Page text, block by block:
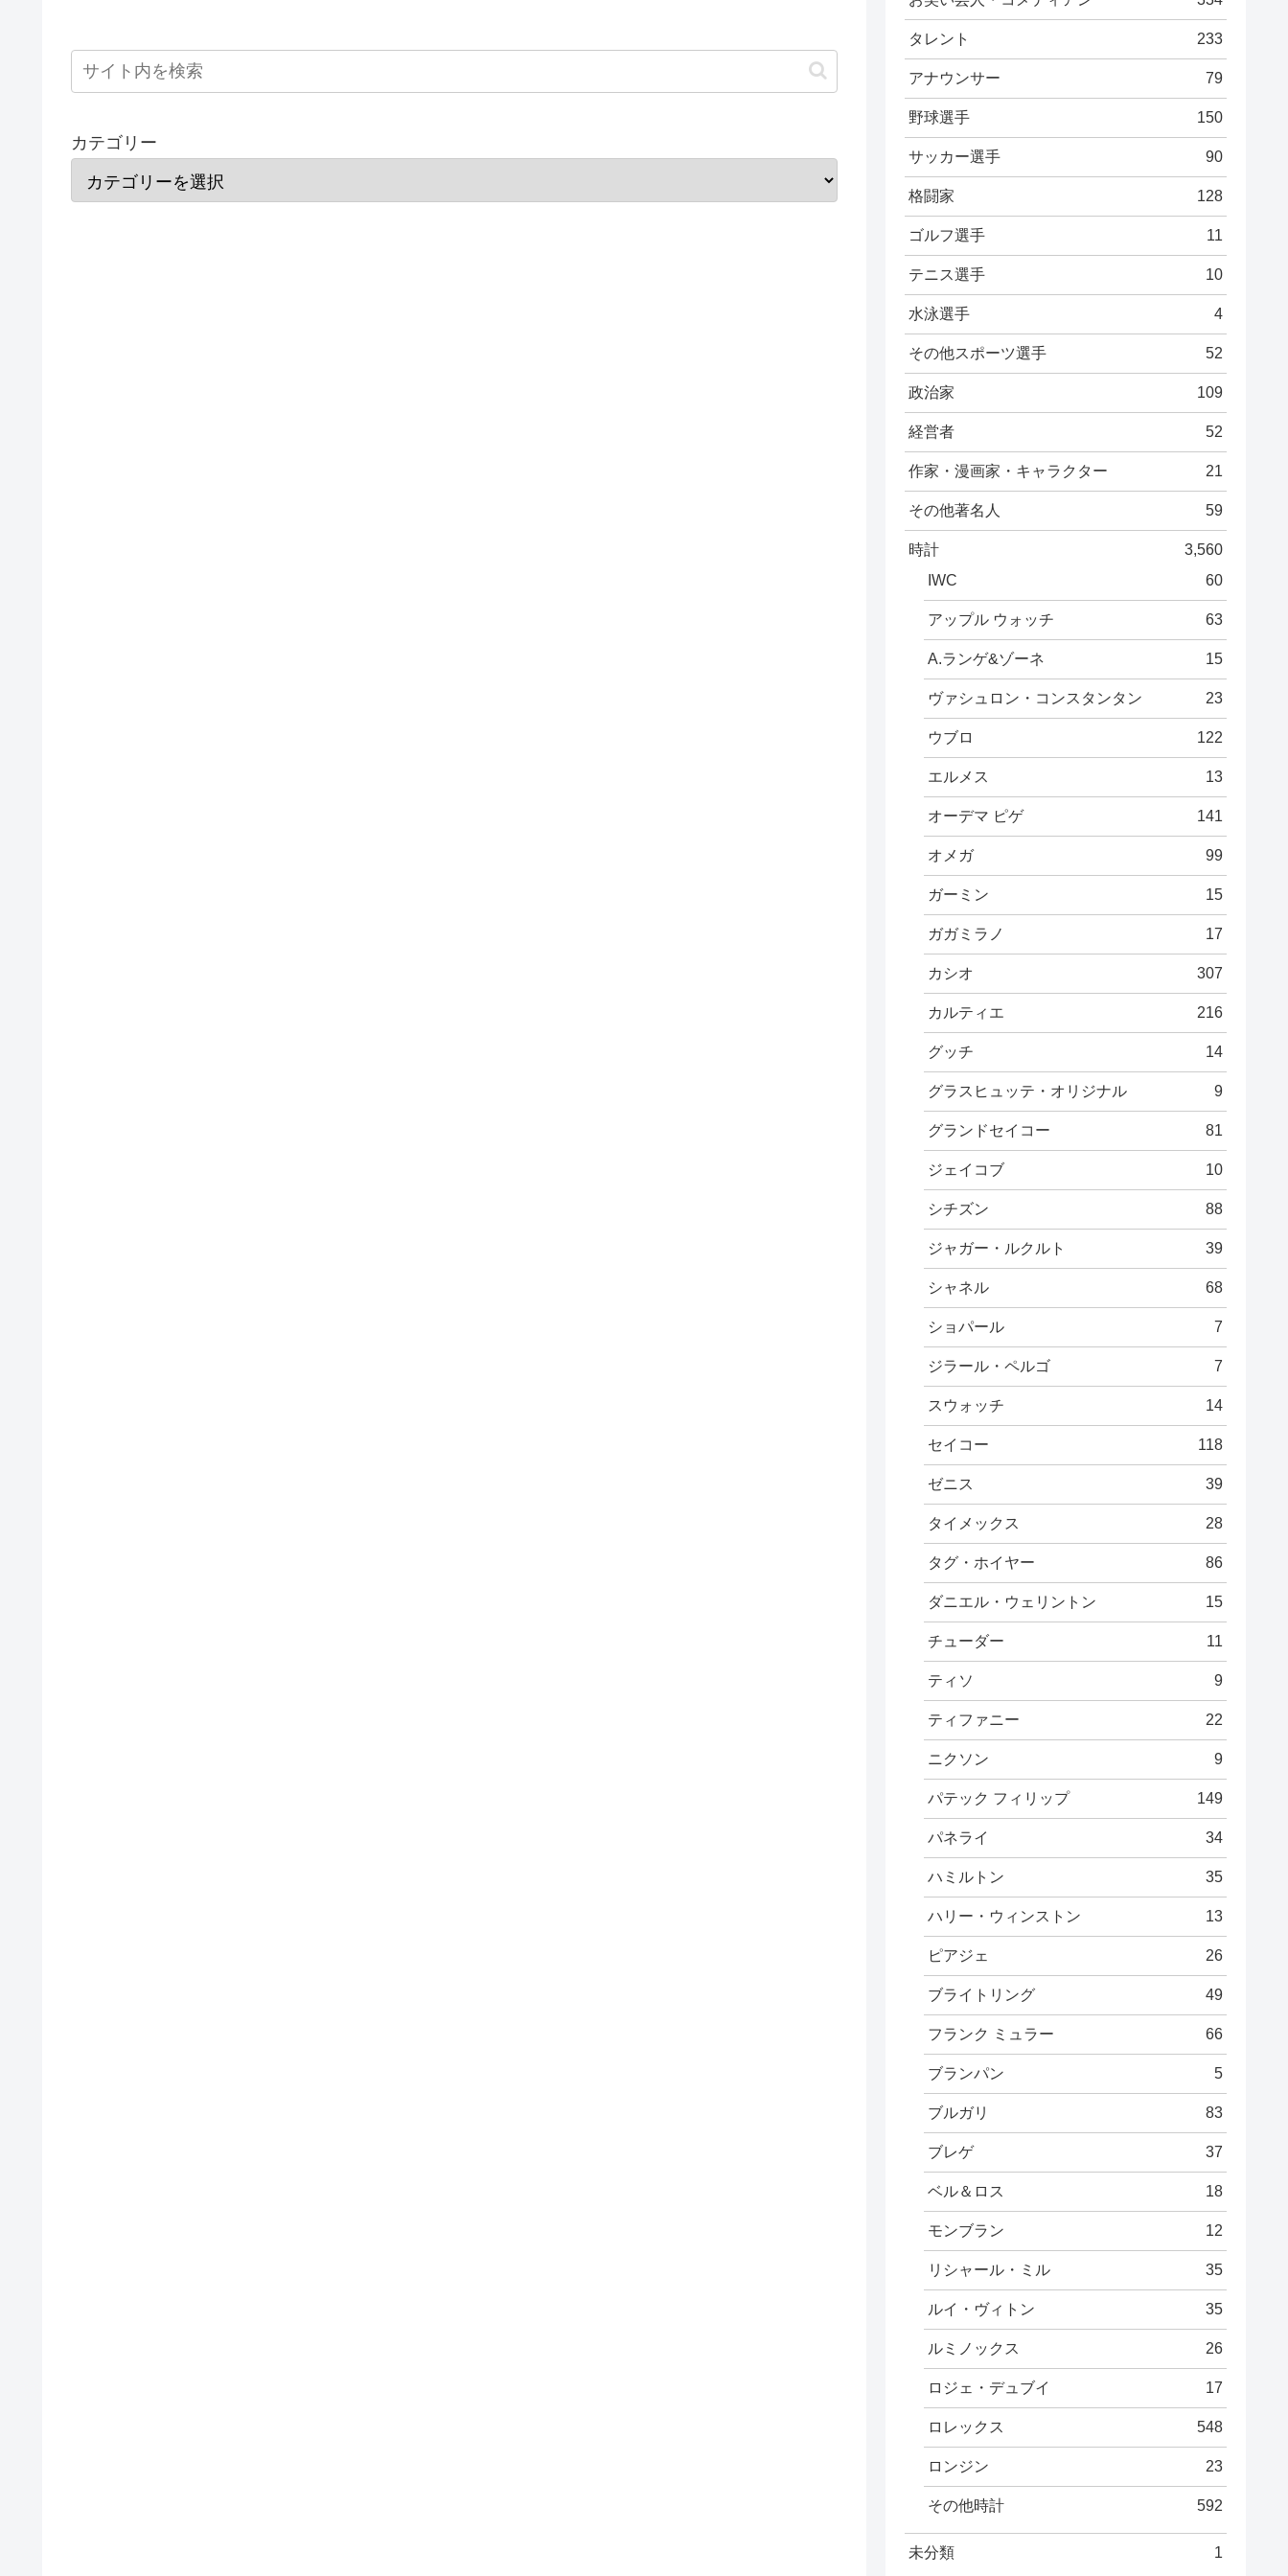
カテゴリー
タレント 233
アナウンサー 79
野球選手 150
サッカー選手 90
格闘家 128
ゴルフ選手 11
テニス選手 10
水泳選手 4
その他スポーツ選手 52
政治家 109
経営者 52
作家・漫画家・キャラクター 21
その他著名人 59
時計
3,560
IWC
60
アップル ウォッチ 63
A.ランゲ&ゾーネ 15
ヴァシュロン・コンスタンタン 23
ウブロ 122
エルメス 13
オーデマ ピゲ 141
オメガ 99
ガーミン 15
ガガミラノ 17
カシオ 307
カルティエ 216
グッチ 14
グラスヒュッテ・オリジナル 9
グランドセイコー 81
ジェイコブ 10
シチズン 88
ジャガー・ルクルト 39
シャネル 68
ショパール 7
ジラール・ペルゴ 7
スウォッチ 14
セイコー 118
ゼニス 39
タイメックス 28
タグ・ホイヤー 86
ダニエル・ウェリントン 15
チューダー 11
ティソ 9
ティファニー 22
ニクソン 9
パテック フィリップ 149
パネライ 34
ハミルトン 35
ハリー・ウィンストン 13
ピアジェ 26
ブライトリング 49
フランク ミュラー 66
ブランパン 5
ブルガリ 83
ブレゲ 37
ベル＆ロス 18
モンブラン 12
リシャール・ミル 35
ルイ・ヴィトン 35
ルミノックス 26
ロジェ・デュブイ 17
ロレックス 548
ロンジン 23
その他時計 592
未分類 1